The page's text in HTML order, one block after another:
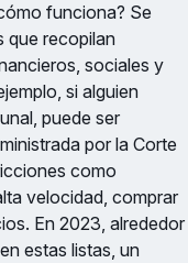
funciona? Se
que recopilan
sociales y
si alguien
puede ser
por la Corte
como
velocidad, comprar
En 2023, alrededor
estas listas, un